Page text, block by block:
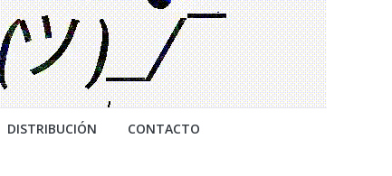
DISTRIBUCIÓN CONTACTO